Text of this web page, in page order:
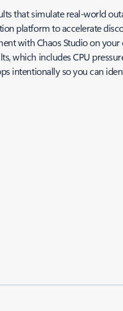
that simulate real-world
platform to accelerate
with Chaos Studio on
which includes CPU
intentionally so you can